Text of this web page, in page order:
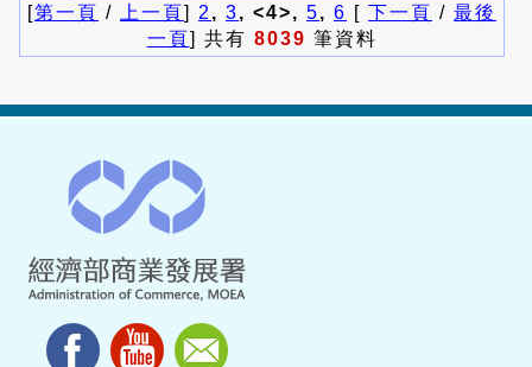
[第一頁 / 上一頁] 2 , 3, <4>, 5, 6 [ 下一頁 / 最後
一頁] 共有 8039 筆資料